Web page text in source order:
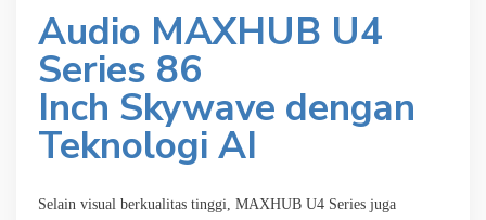
Audio MAXHUB U4
Series 86
Inch Skywave dengan
Teknologi AI
Selain visual berkualitas tinggi, MAXHUB U4 Series juga